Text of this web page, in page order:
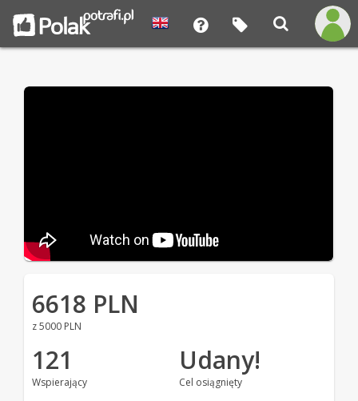
6618 PLN
z 5000 PLN
121
Wspierający
Udany!
Cel osiągnięty